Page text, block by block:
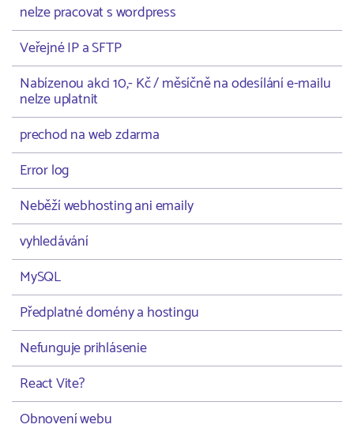
nelze pracovat s wordpress
Veřejné IP a SFTP
Nabízenou akci 10,- Kč / měsíčně na odesílání e-mailu
nelze uplatnit
prechod na web zdarma
Error log
Neběží webhosting ani emaily
vyhledávání
MySQL
Předplatné domény a hostingu
Nefunguje prihlásenie
React Vite?
Obnovení webu